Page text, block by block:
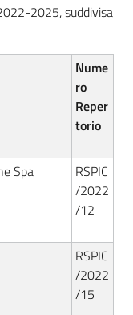
2025, suddivisa
Nume
ro
Reper
torio
Spa
RSPIC
/2022
/12
RSPIC
/2022
/15